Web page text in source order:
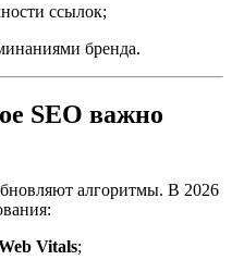
ссылок;
бренда.
SEO важно
алгоритмы. В 2026
Vitals;